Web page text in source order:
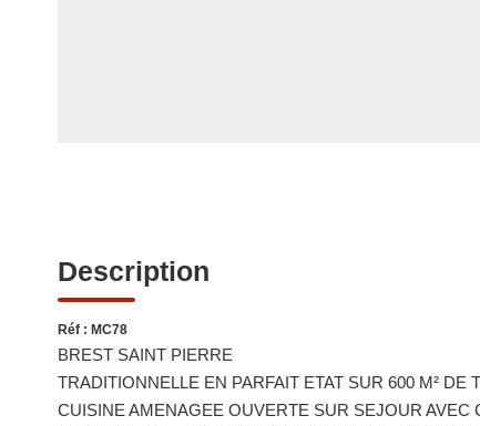
Description
Réf : MC78
BREST SAINT PIERRE
TRADITIONNELLE EN PARFAIT ETAT SUR 600 M²
CUISINE AMENAGEE OUVERTE SUR SEJOUR AVEC